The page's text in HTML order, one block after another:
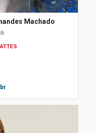
Machado